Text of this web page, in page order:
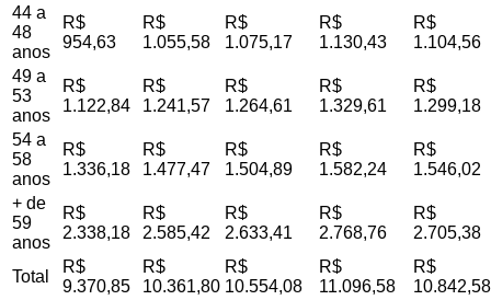
44 a
48
anos
R$
954,63
R$
1.055,58
R$
1.075,17
R$
1.130,43
R$
1.104,56
49 a
53
anos
R$
1.122,84
R$
1.241,57
R$
1.264,61
R$
1.329,61
R$
1.299,18
54 a
58
anos
R$
1.336,18
R$
1.477,47
R$
1.504,89
R$
1.582,24
R$
1.546,02
+ de
59
anos
R$
2.338,18
R$
2.585,42
R$
2.633,41
R$
2.768,76
R$
2.705,38
Total
R$
9.370,85
R$
10.361,80
R$
10.554,08
R$
11.096,58
R$
10.842,58